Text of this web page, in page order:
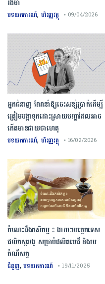
រឹងមាំ
បទយកការណ៍, ហិរញ្ញវត្ថុ • 09/04/2026
អ្នកជំនាញ ណែនាំឱ្យចេះសន្សំប្រាក់ដើម្បី
ត្រៀមបង្កាទុកដោះស្រាយបញ្ហាដែលអាច
កើតមានជាយថាហេតុ
បទយកការណ៍, ហិរញ្ញវត្ថុ • 16/02/2026
ចំណេះដឹងកសិកម្ម ៖ ងាយៗបច្ចេកទេស
ផលិតស្កររងូ សម្រាប់ផលិតមេជី និងមេ
ចំណីសត្វ
ជំនួញ,បទយកការណ៍ • 19/11/2025